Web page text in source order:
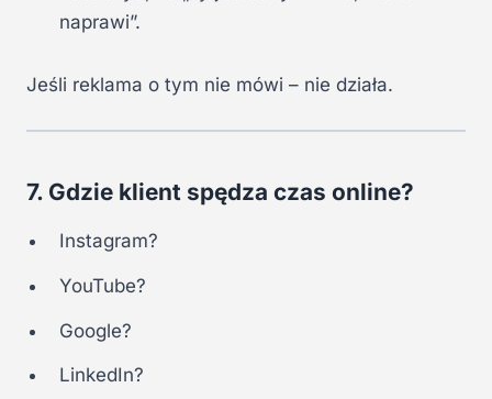
naprawi”.
Jeśli reklama o tym nie mówi – nie działa.
7. Gdzie klient spędza czas online?
Instagram?
YouTube?
Google?
LinkedIn?